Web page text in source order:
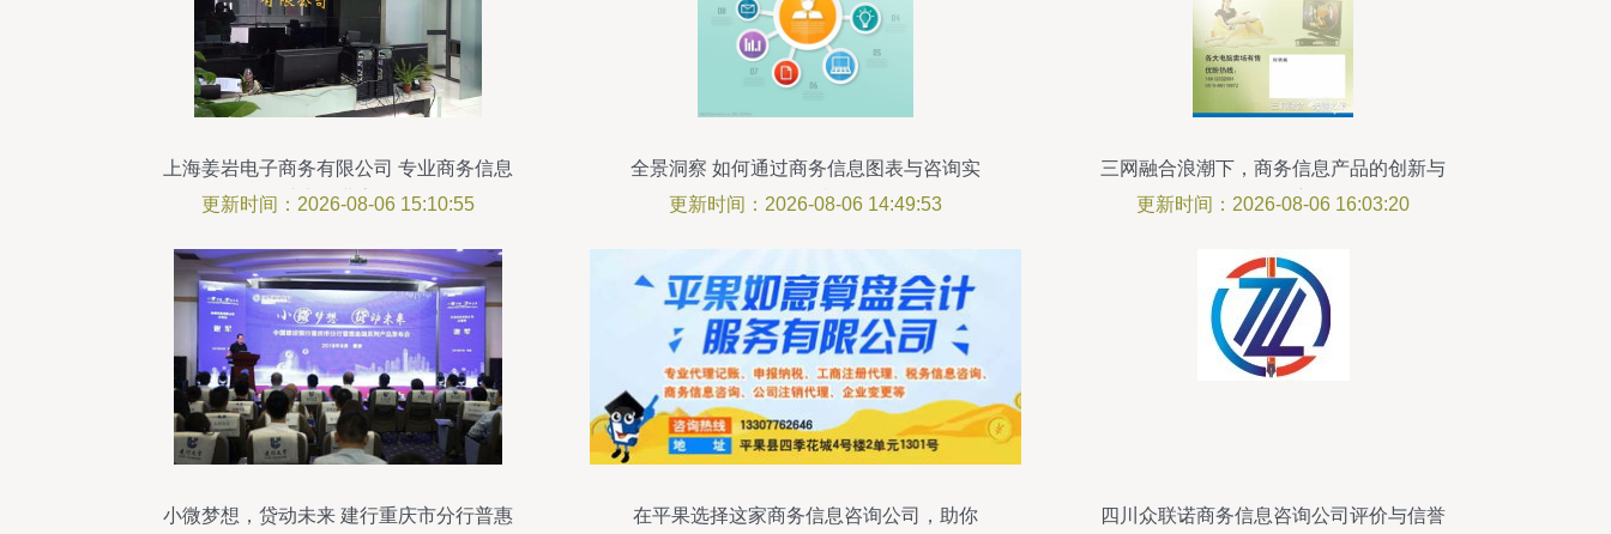
上海姜岩电子商务有限公司 专业商务信息
咨询助力企业高效发展
更新时间：2026-08-06 15:10:55
全景洞察 如何通过商务信息图表与咨询实
现精准决策
更新时间：2026-08-06 14:49:53
三网融合浪潮下，商务信息产品的创新与
價值洞察
更新时间：2026-08-06 16:03:20
小微梦想，贷动未来 建行重庆市分行普惠
在平果选择这家商务信息咨询公司，助你
四川众联诺商务信息咨询公司评价与信誉